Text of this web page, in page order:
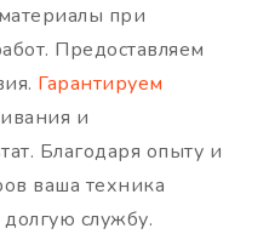
при
Предоставляем
Гарантируем
и
Благодаря опыту и
ваша техника
службу.